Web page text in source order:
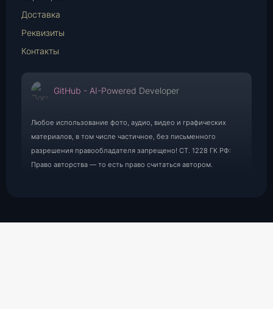
Доставка
Реквизиты
Контакты
GitHub - AI-Powered Developer
Любое использование фото, аудио, видео и графических
материалов, в том числе частичное, без письменного
разрешения правообладателя запрещено! СТ. 1228 ГК РФ:
Право авторства — то есть право считаться автором.